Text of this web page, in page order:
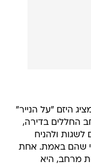
היזם "על הנייר"
החללים בדירה,
לשגות ולהניח
שהם באמת. אחת
מרחב, היא